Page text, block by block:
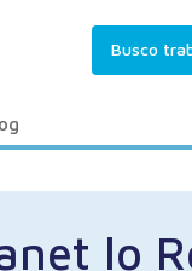
Busco
lo